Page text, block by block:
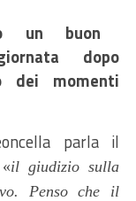
un buon
dopo
dei momenti
parla il
«il giudizio sulla
Penso che il